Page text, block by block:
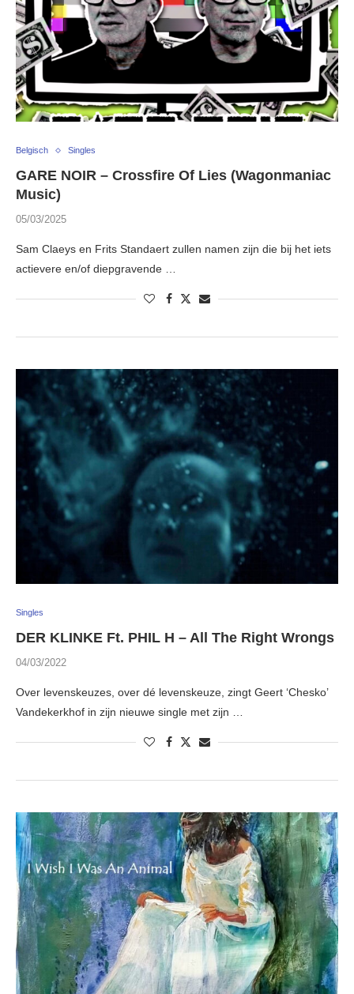
Belgisch Singles
GARE NOIR – Crossfire Of Lies (Wagonmaniac
Music)
05/03/2025
Sam Claeys en Frits Standaert zullen namen zijn die bij het iets
actievere en/of diepgravende …
Singles
DER KLINKE Ft. PHIL H – All The Right Wrongs
04/03/2022
Over levenskeuzes, over dé levenskeuze, zingt Geert ‘Chesko’
Vandekerkhof in zijn nieuwe single met zijn …